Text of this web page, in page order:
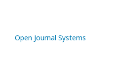
Open Journal Systems